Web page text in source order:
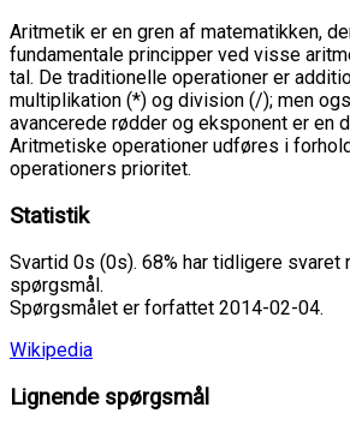
Aritmetik er en gren af matematikken,
fundamentale principper ved visse
tal. De traditionelle operationer er
multiplikation (*) og division (/); men
avancerede rødder og eksponent er en
Aritmetiske operationer udføres i
operationers prioritet.
Statistik
Svartid 0s (0s). 68% har tidligere svaret
spørgsmål.
Spørgsmålet er forfattet 2014-02-04.
Wikipedia
Lignende spørgsmål